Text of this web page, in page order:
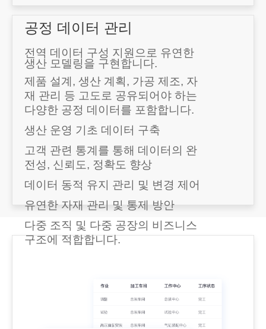
공정 데이터 관리
전역 데이터 구성 지원으로 유연한
생산 모델링을 구현합니다.
제품 설계, 생산 계획, 가공 제조, 자
재 관리 등 고도로 공유되어야 하는
다양한 공정 데이터를 포함합니다.
생산 운영 기초 데이터 구축
고객 관련 통계를 통해 데이터의 완
전성, 신뢰도, 정확도 향상
데이터 동적 유지 관리 및 변경 제어
유연한 자재 관리 및 통제 방안
다중 조직 및 다중 공장의 비즈니스
구조에 적합합니다.